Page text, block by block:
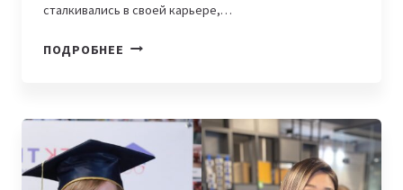
сталкивались в своей карьере,…
ПОДРОБНЕЕ WOMENINTECH.
СТЕРЕОТИПЫ
—
ЭТО